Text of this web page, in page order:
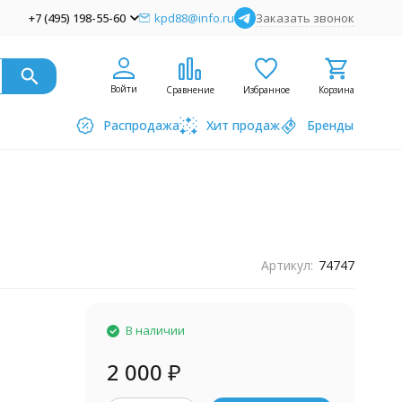
+7 (495) 198-55-60 kpd88@info.ru Заказать звонок
Войти Сравнение Избранное Корзина
Распродажа Хит продаж Бренды
Артикул: 74747
В наличии
2 000 ₽